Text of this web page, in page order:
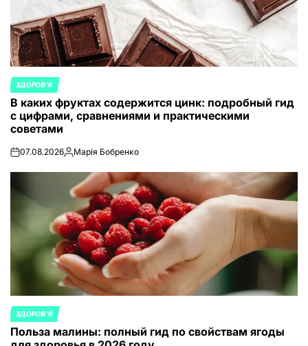
ОПУБЛИКОВАНО
В
ЗДОРОВ'Я
В каких фруктах содержится цинк: подробный гид
с цифрами, сравнениями и практическими
советами
on07.08.2026Запись
Марія Бобренко
ОПУБЛИКОВАНО
В
ЗДОРОВ'Я
Польза малины: полный гид по свойствам ягоды